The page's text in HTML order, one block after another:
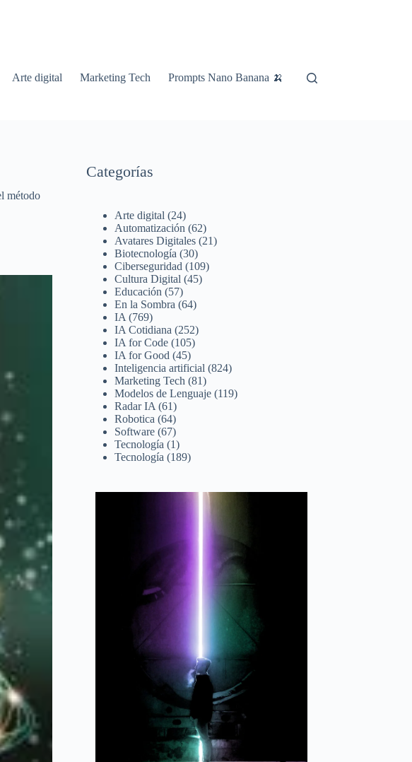
Arte digital Marketing Tech Prompts Nano Banana 🍌
método
Categorías
Arte digital (24)
Automatización (62)
Avatares Digitales (21)
Biotecnología (30)
Ciberseguridad (109)
Cultura Digital (45)
Educación (57)
En la Sombra (64)
IA (769)
IA Cotidiana (252)
IA for Code (105)
IA for Good (45)
Inteligencia artificial (824)
Marketing Tech (81)
Modelos de Lenguaje (119)
Radar IA (61)
Robotica (64)
Software (67)
Tecnología (1)
Tecnología (189)